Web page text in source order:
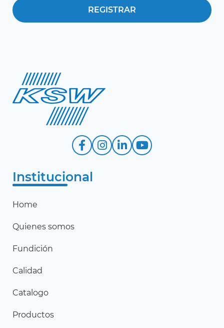
Institucional
Home
Quienes somos
Fundición
Calidad
Catalogo
Productos